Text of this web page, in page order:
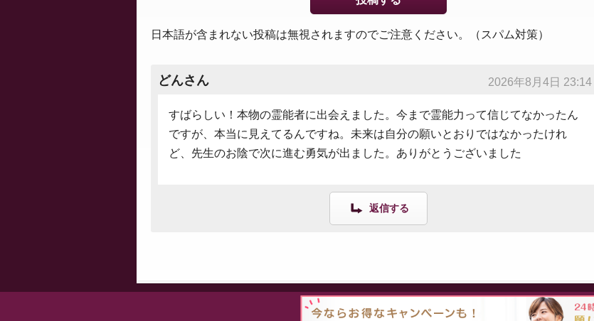
日本語が含まれない投稿は無視されますのでご注意ください。（スパム対策）
どんさん 2026年8月4日 23:14
すばらしい！本物の霊能者に出会えました。今まで霊能力って信じてなかったん
ですが、本当に見えてるんですね。未来は自分の願いとおりではなかったけれ
ど、先生のお陰で次に進む勇気が出ました。ありがとうございました
返信する